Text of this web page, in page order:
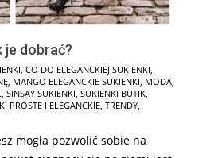
je dobrać?
CO DO ELEGANCKIEJ SUKIENKI
MANGO ELEGANCKIE SUKIENKI MODA
SINSAY SUKIENKI SUKIENKI BUTIK
PROSTE I ELEGANCKIE TRENDY
mogła pozwolić sobie na